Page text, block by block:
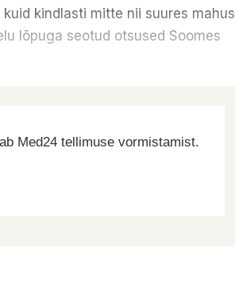
kindlasti mitte nii suures mahus
lõpuga seotud otsused Soomes
Med24 tellimuse vormistamist.